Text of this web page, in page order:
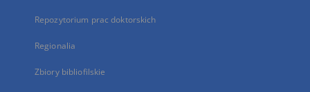
Repozytorium prac doktorskich
Regionalia
Zbiory bibliofilskie